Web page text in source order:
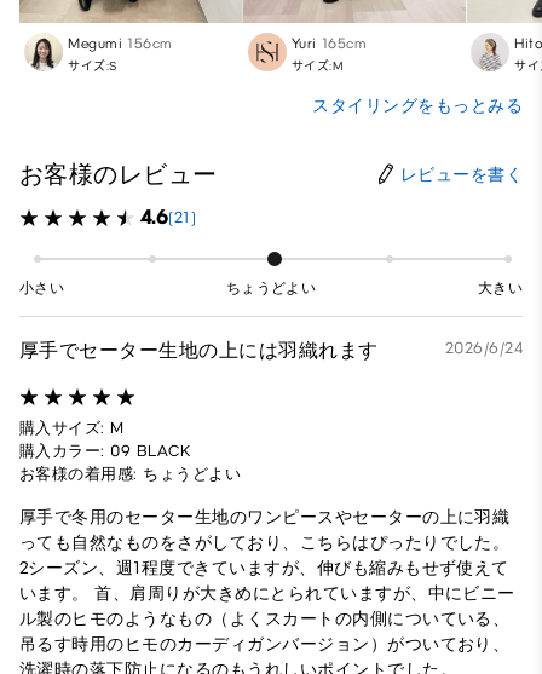
Megumi 156cm
サイズ:S
Yuri 165cm
サイズ:M サ
スタイリングをもっとみる
お客様のレビュー レビューを書く
4.6(21)
小さい ちょうどよい 大きい
厚手でセーター生地の上には羽織れます 2026/6/24
購入サイズ: M
購入カラー: 09 BLACK
お客様の着用感: ちょうどよい
厚手で冬用のセーター生地のワンピースやセーターの上に羽織
っても自然なものをさがしており、こちらはぴったりでした。
2シーズン、週1程度できていますが、伸びも縮みもせず使えて
います。 首、肩周りが大きめにとられていますが、中にビニー
ル製のヒモのようなもの（よくスカートの内側についている、
吊るす時用のヒモのカーディガンバージョン）がついており、